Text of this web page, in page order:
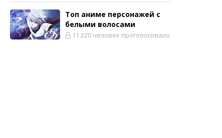
Топ аниме персонажей с
белыми волосами
11 220 человек проголосовало